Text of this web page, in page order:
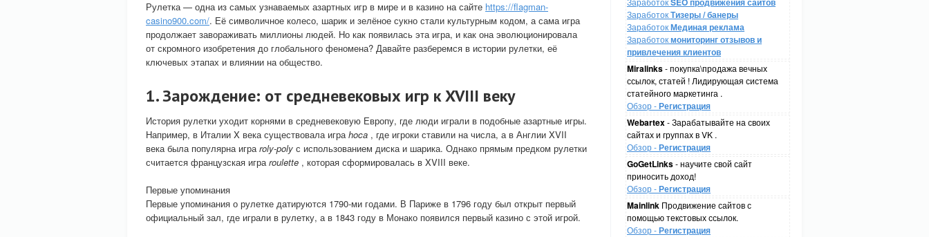
ЗаработокТизеры / банеры
ЗаработокМединая реклама
Заработокмониторинг отзывов и
привлечения клиентов
Miralinks- покупка\продажа вечных
ссылок, статей ! Лидирующая система
статейного маркетинга .
Обзор -Регистрация
Webartex- Зарабатывайте на своих
сайтах и группах в VK .
Обзор -Регистрация
GoGetLinks- научите свой сайт
приносить доход!
Обзор -Регистрация
Mainlink Продвижение сайтов с
помощью текстовых ссылок.
Обзор -Регистрация
Рулетка — одна из самых узнаваемых азартных игр в мире и в казино на сайте https://flagman-
casino900.com/. Её символичное колесо, шарик и зелёное сукно стали культурным кодом, а сама игра
продолжает завораживать миллионы людей. Но как появилась эта игра, и как она эволюционировала
от скромного изобретения до глобального феномена? Давайте разберемся в истории рулетки, её
ключевых этапах и влиянии на общество.
1. Зарождение: от средневековых игр к XVIII веку
История рулетки уходит корнями в средневековую Европу, где люди играли в подобные азартные игры.
Например, в Италии X века существовала играhoca , где игроки ставили на числа, а в Англии XVII
века была популярна играroly-poly с использованием диска и шарика. Однако прямым предком рулетки
считается французская играroulette , которая сформировалась в XVIII веке.
Первые упоминания
Первые упоминания о рулетке датируются 1790-ми годами. В Париже в 1796 году был открыт первый
официальный зал, где играли в рулетку, а в 1843 году в Монако появился первый казино с этой игрой.